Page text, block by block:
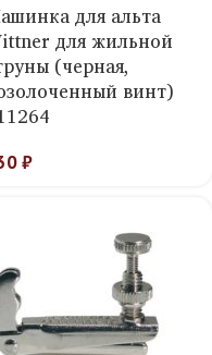
для альта
для жильной
(черная,
винт)
₽